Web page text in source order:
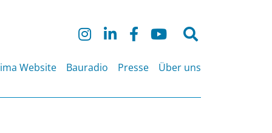
Suche
nach:
Website
Bauradio Presse Über uns